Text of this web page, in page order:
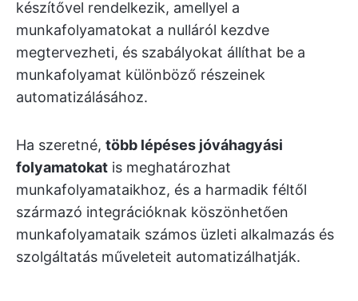
készítővel rendelkezik, amellyel a
munkafolyamatokat a nulláról kezdve
megtervezheti, és szabályokat állíthat be a
munkafolyamat különböző részeinek
automatizálásához.
Ha szeretné, több lépéses jóváhagyási
folyamatokat is meghatározhat
munkafolyamataikhoz, és a harmadik féltől
származó integrációknak köszönhetően
munkafolyamataik számos üzleti alkalmazás és
szolgáltatás műveleteit automatizálhatják.